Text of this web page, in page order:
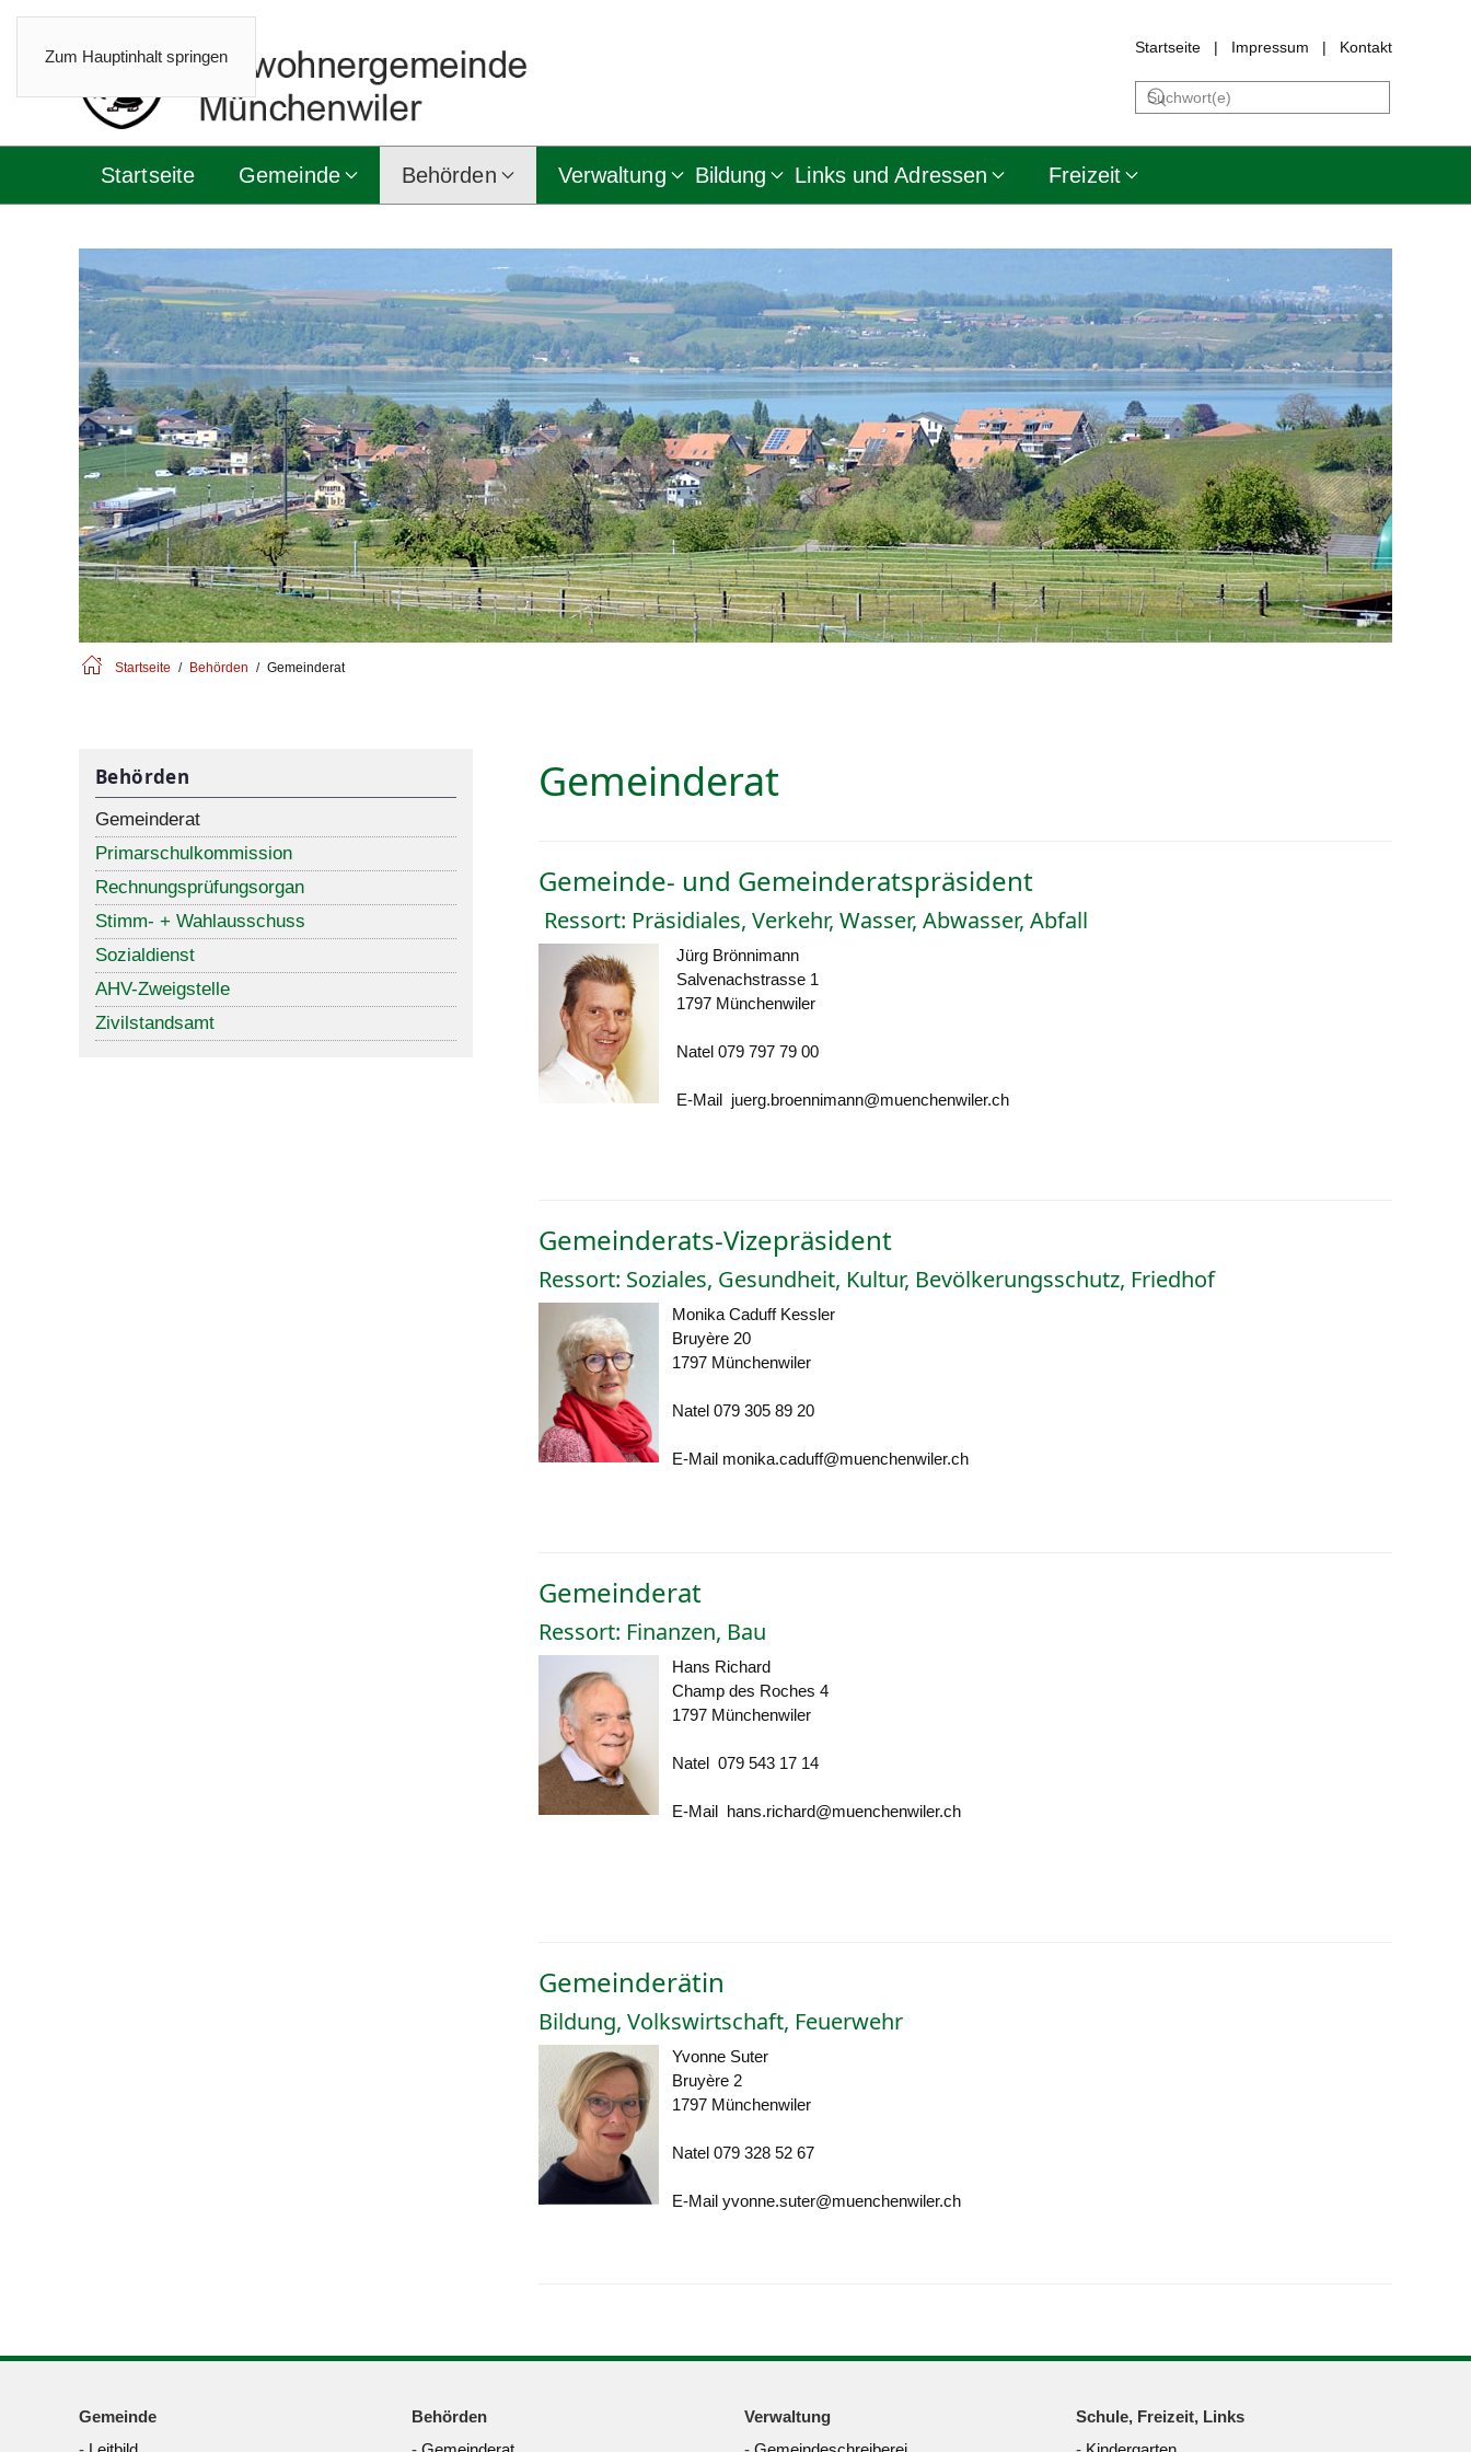
Zum Hauptinhalt springen Startseite | Impressum | Kontakt
Startseite Gemeinde Behörden Verwaltung Bildung Links und Adressen Freizeit
Startseite Behörden Gemeinderat
Behörden
Gemeinderat
Primarschulkommission
Rechnungsprüfungsorgan
Stimm- + Wahlausschuss
Sozialdienst
AHV-Zweigstelle
Zivilstandsamt
Gemeinderat
Gemeinde- und Gemeinderatspräsident
Ressort: Präsidiales, Verkehr, Wasser, Abwasser, Abfall
Jürg Brönnimann
Salvenachstrasse 1
1797 Münchenwiler
Natel 079 797 79 00
E-Mail juerg.broennimann@muenchenwiler.ch
Gemeinderats-Vizepräsident
Ressort: Soziales, Gesundheit, Kultur, Bevölkerungsschutz, Friedhof
Monika Caduff Kessler
Bruyère 20
1797 Münchenwiler
Natel 079 305 89 20
E-Mail monika.caduff@muenchenwiler.ch
Gemeinderat
Ressort: Finanzen, Bau
Hans Richard
Champ des Roches 4
1797 Münchenwiler
Natel 079 543 17 14
E-Mail hans.richard@muenchenwiler.ch
Gemeinderätin
Bildung, Volkswirtschaft, Feuerwehr
Yvonne Suter
Bruyère 2
1797 Münchenwiler
Natel 079 328 52 67
E-Mail yvonne.suter@muenchenwiler.ch
Gemeinde
Behörden
Verwaltung
Schule, Freizeit, Links